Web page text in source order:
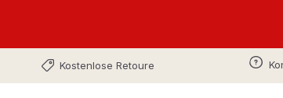
Kostenlose Retoure